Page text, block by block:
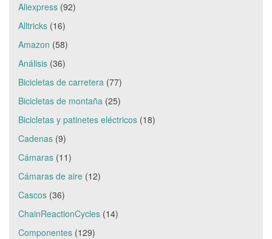
Aliexpress (92)
Alltricks (16)
Amazon (58)
Análisis (36)
Bicicletas de carretera (77)
Bicicletas de montaña (25)
Bicicletas y patinetes eléctricos (18)
Cadenas (9)
Cámaras (11)
Cámaras de aire (12)
Cascos (36)
ChainReactionCycles (14)
Componentes (129)